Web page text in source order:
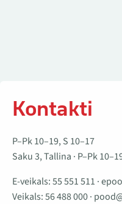
Kontakti
P–Pk 10–19, S 10–17
Saku 3, Tallina · P–Pk
E-veikals:55 551 511 ·
Veikals:56 488 000·